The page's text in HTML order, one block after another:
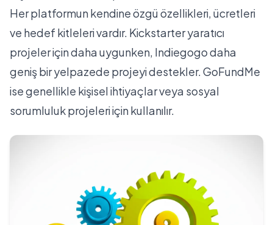
Her platformun kendine özgü özellikleri, ücretleri
ve hedef kitleleri vardır. Kickstarter yaratıcı
projeler için daha uygunken, Indiegogo daha
geniş bir yelpazede projeyi destekler. GoFundMe
ise genellikle kişisel ihtiyaçlar veya sosyal
sorumluluk projeleri için kullanılır.